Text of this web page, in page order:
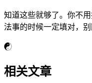
知道这些就够了。你不
法事的时候一定填对，别
☯
相关文章